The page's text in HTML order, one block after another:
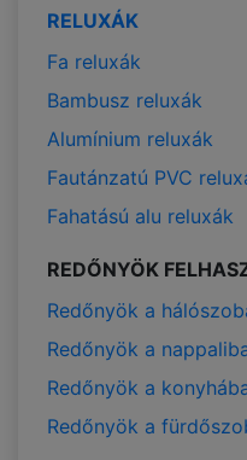
RELUXÁK
Fa reluxák
Bambusz reluxák
Alumínium reluxák
Fautánzatú PVC
Fahatású alu reluxák
REDŐNYÖK
Redőnyök a
Redőnyök a
Redőnyök a
Redőnyök a